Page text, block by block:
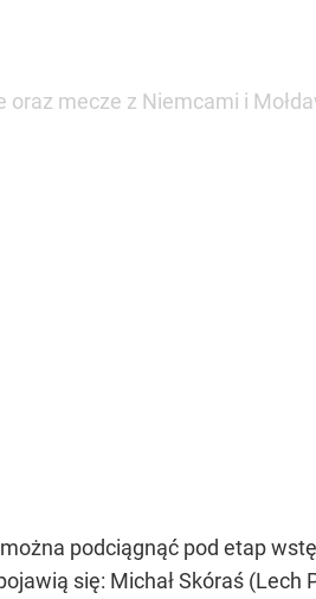
mecze z Niemcami i
można podciągnąć pod etap
się: Michał Skóraś (Lech